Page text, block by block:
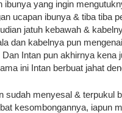
ibunya yang ingin
ucapan ibunya & tiba tiba
jatuh kebawah &
dan kabelnya pun
Intan pun akhirnya kena
ini Intan berbuat jahat
sudah menyesal & terpukul
kesombongannya, iapun